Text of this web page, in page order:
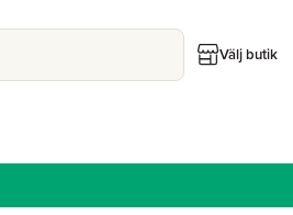
Välj butik